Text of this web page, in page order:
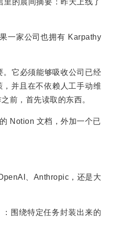
的晨间摘要：昨天上线了
一家公司也拥有 Karpathy
它必须能够吸收公司已经
并且在不依赖人工手动维
前，首先读取的东西。
Notion 文档，外加一个已
、Anthropic，还是大
围绕特定任务封装出来的